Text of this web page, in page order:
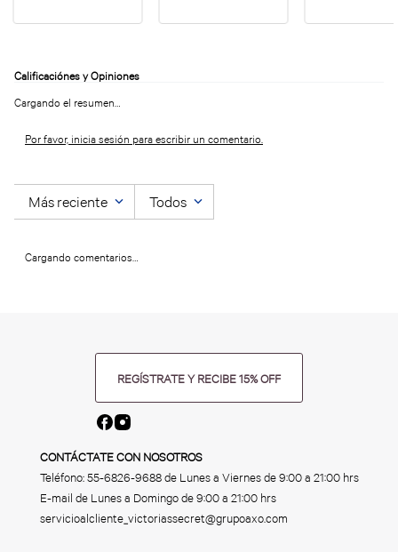
Cargando el resumen…
Por favor, inicia sesión para escribir un comentario.
Más reciente Todos
Cargando comentarios…
REGÍSTRATE Y RECIBE 15% OFF
CONTÁCTATE CON NOSOTROS
Teléfono:55-6826-9688de Lunes a Viernes de 9:00 a 21:00 hrs
E-mail de Lunes a Domingo de 9:00 a 21:00 hrs
servicioalcliente_victoriassecret@grupoaxo.com